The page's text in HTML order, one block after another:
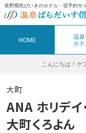
長野県民びいきのホテル・宿予約サ
HOME
温
ホ
こんにちは！ ゲ
大町
ANA ホリデイ
大町くろよん